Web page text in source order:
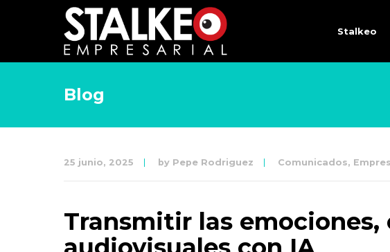
Stalkeo
Blog
25 junio, 2025 by Pepe Rodriguez Comunicados,
Transmitir las